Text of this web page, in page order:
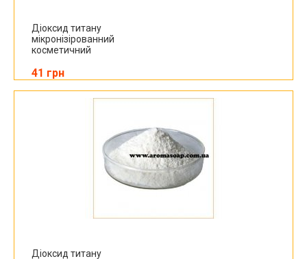
Діоксид титану
мікронізірованний
косметичний
41 грн
Діоксид титану